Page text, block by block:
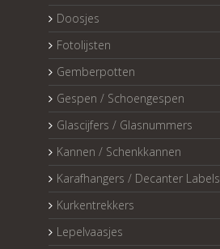
Doosjes
Fotolijsten
Gemberpotten
Gespen / Schoengespen
Glascijfers / Glasnummers
Kannen / Schenkkannen
Karafhangers / Decanter Labels
Kurkentrekkers
Lepelvaasjes